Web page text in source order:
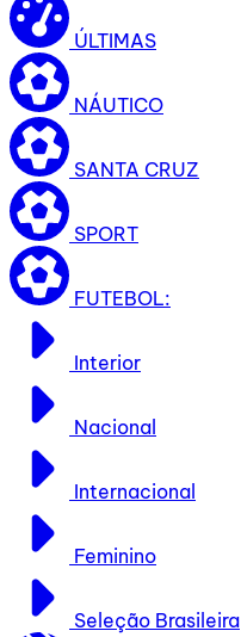
ÚLTIMAS
NÁUTICO
SANTA CRUZ
SPORT
FUTEBOL:
Interior
Nacional
Internacional
Feminino
Seleção Brasileira